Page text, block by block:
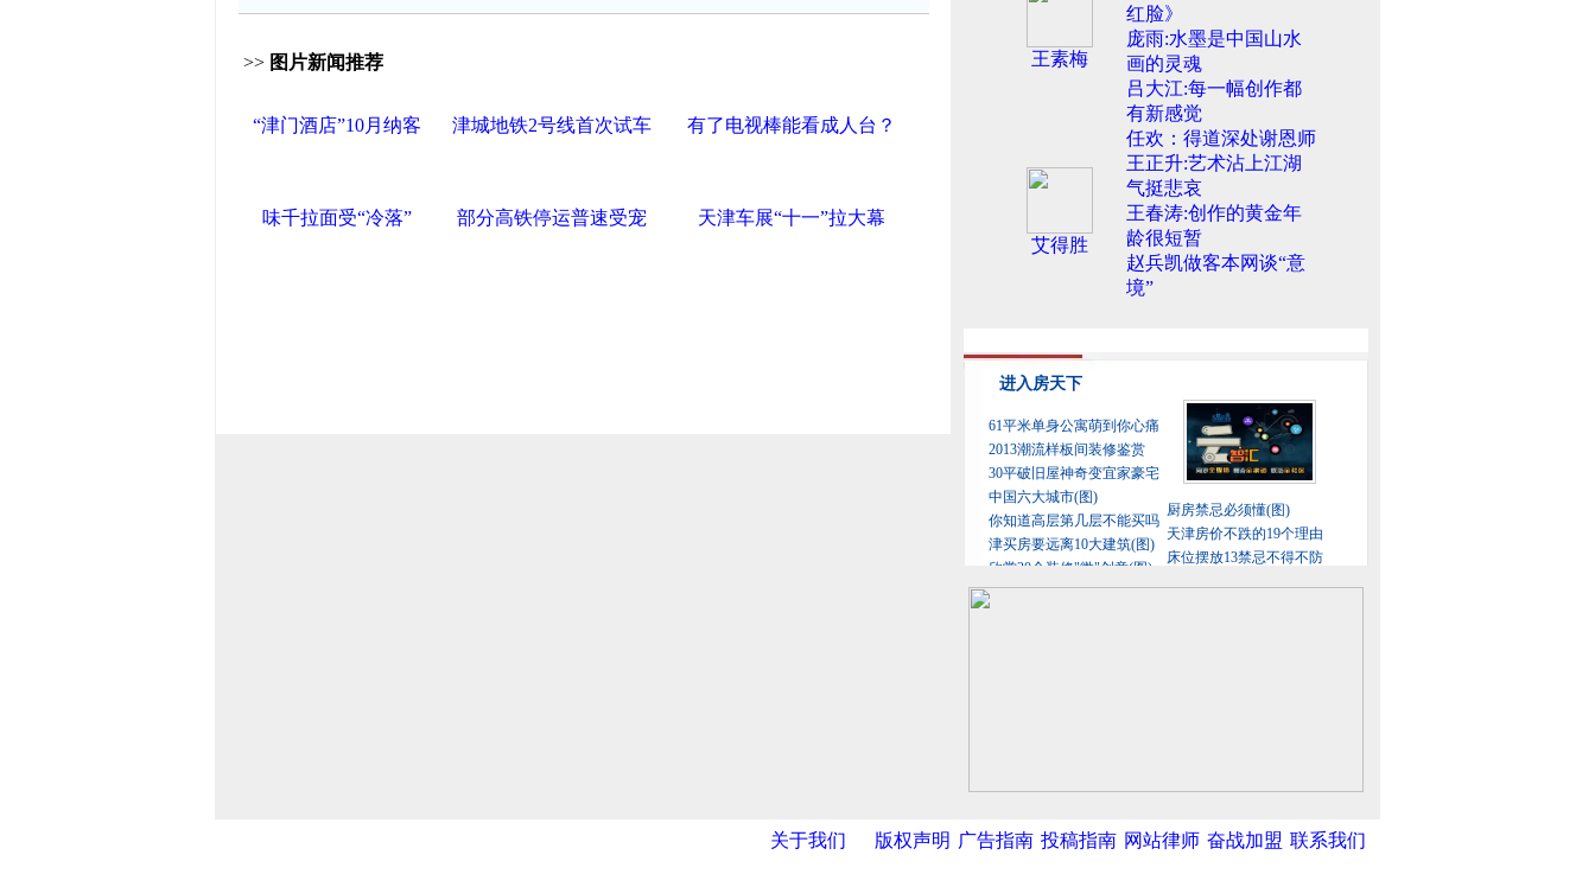
>> 图片新闻推荐
“津门酒店”10月纳客 津城地铁2号线首次试车 有了电视棒能看成人台？
味千拉面受“冷落” 部分高铁停运普速受宠 天津车展“十一”拉大幕
王素梅
红脸》
庞雨:水墨是中国山水
画的灵魂
吕大江:每一幅创作都
有新感觉
艾得胜
任欢：得道深处谢恩师
王正升:艺术沾上江湖
气挺悲哀
王春涛:创作的黄金年
龄很短暂
赵兵凯做客本网谈“意
境”
关于我们 版权声明 广告指南 投稿指南 网站律师 奋战加盟 联系我们